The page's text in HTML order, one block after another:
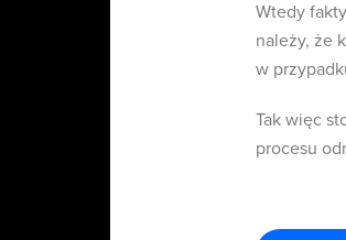
Wtedy
należy, że
w
Tak więc
procesu